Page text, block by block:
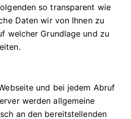
so transparent wie
Daten wir von Ihnen zu
welcher Grundlage und zu
und bei jedem Abruf
werden allgemeine
an den bereitstellenden